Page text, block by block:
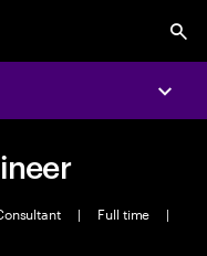
| Full time
|